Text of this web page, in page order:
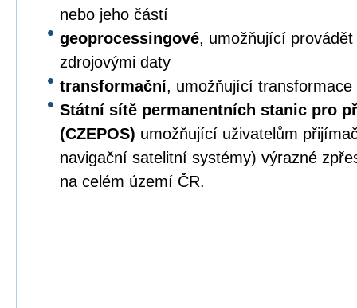
nebo jeho částí
geoprocessingové, umožňující
zdrojovými daty
transformační, umožňující transformace
Státní sítě permanentních stanic pro
(CZEPOS) umožňující uživatelům
navigační satelitní systémy) výrazné
na celém území ČR.